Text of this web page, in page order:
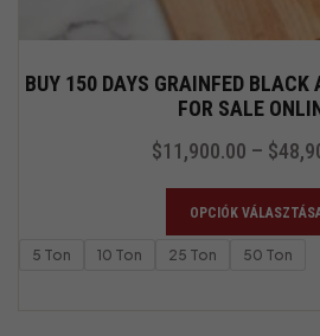
BUY 150 DAYS GRAINFED BLACK
FOR SALE
$11,900.00 – $
OPCIÓK
5 Ton 10 Ton 25 Ton 50 Ton